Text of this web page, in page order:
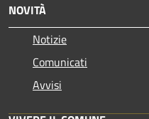
NOVITÀ
Notizie
Comunicati
Avvisi